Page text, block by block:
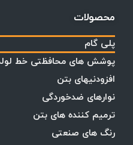
محصولات
پلی گام
پوشش های محافظتی خط لوله
افزودنیهای بتن
نوارهای ضدخوردگی
ترمیم کننده های بتن
رنگ های صنعتی